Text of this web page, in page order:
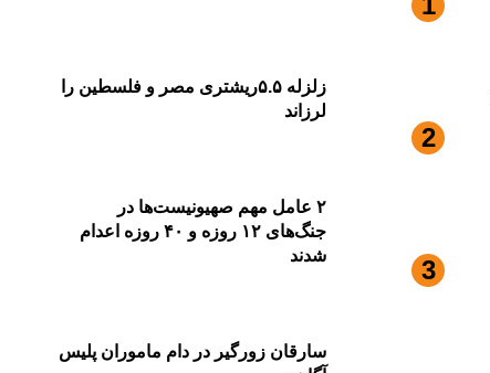
زلزله ۵.۵ریشتری مصر و فلسطین را
لرزاند
۲ عامل مهم صهیونیست‌ها در
جنگ‌های ۱۲ روزه و ۴۰ روزه اعدام
شدند
سارقان زورگیر در دام ماموران پلیس